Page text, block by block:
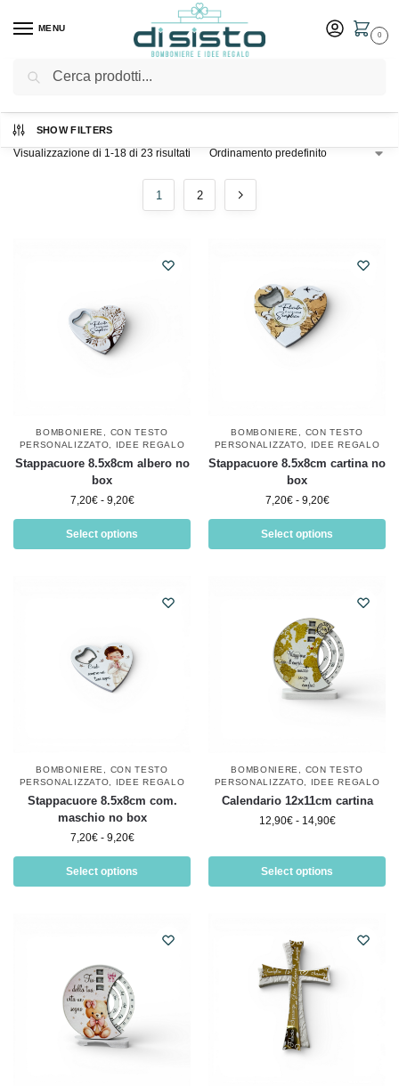
MENU
0
Home Shop
SHOW FILTERS
Visualizzazione di 1-18 di 23 risultati
1 2
BOMBONIERE
CON TESTO
PERSONALIZZATO
IDEE REGALO
Stappacuore 8.5x8cm albero no
box
7,20€ - 9,20€
Select options
BOMBONIERE
CON TESTO
PERSONALIZZATO
IDEE REGALO
Stappacuore 8.5x8cm cartina no
box
7,20€ - 9,20€
Select options
BOMBONIERE
CON TESTO
PERSONALIZZATO
IDEE REGALO
Stappacuore 8.5x8cm com.
maschio no box
7,20€ - 9,20€
Select options
BOMBONIERE
CON TESTO
PERSONALIZZATO
IDEE REGALO
Calendario 12x11cm cartina
12,90€ - 14,90€
Select options